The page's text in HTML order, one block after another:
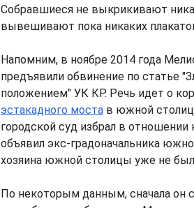
Собравшиеся не выкрикивают
вывешивают пока никаких
Напомним, в ноябре 2014 года
предъявили обвинение по статье
положением" УК КР. Речь идет о
эстакадного моста в южной
городской суд избрал в
объявил экс-градоначальника
хозяина южной столицы уже не
По некоторым данным, сначала он